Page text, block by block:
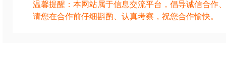
温馨提醒：本网站属于信息交流平台，倡导诚信合作
请您在合作前仔细斟酌、认真考察，祝您合作愉快。